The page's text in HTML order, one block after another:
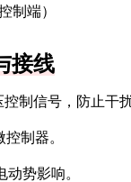
制端）
接线
制信号，防止干
制器。
势影响。